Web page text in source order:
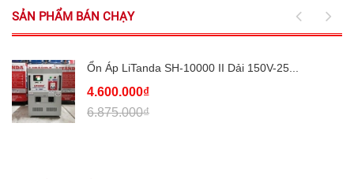
SẢN PHẨM BÁN CHẠY
Ổn Áp LiTanda SH-10000 II Dải 150V-25...
4.600.000₫
6.875.000₫